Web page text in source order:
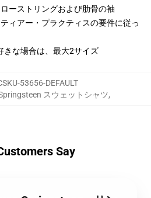
ーストリングおよび肋骨の袖
ィアー・プラクティスの要件に従っ
きな場合は、最大2サイズ
53656-DEFAULT
スウェットシャツ,
Say